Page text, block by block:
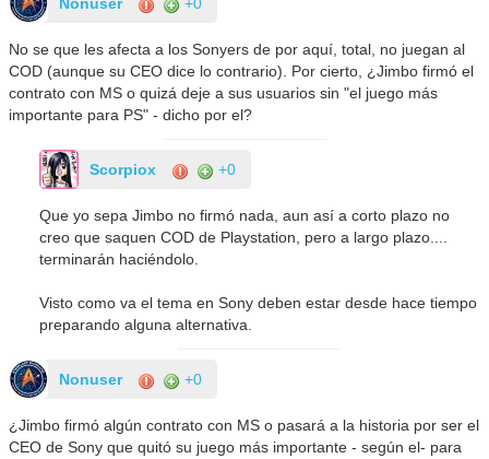
Nonuser +0
No se que les afecta a los Sonyers de por aquí, total, no juegan al
COD (aunque su CEO dice lo contrario). Por cierto, ¿Jimbo firmó el
contrato con MS o quizá deje a sus usuarios sin "el juego más
importante para PS" - dicho por el?
Scorpiox +0
Que yo sepa Jimbo no firmó nada, aun así a corto plazo no
creo que saquen COD de Playstation, pero a largo plazo....
terminarán haciéndolo.
Visto como va el tema en Sony deben estar desde hace tiempo
preparando alguna alternativa.
Nonuser +0
¿Jimbo firmó algún contrato con MS o pasará a la historia por ser el
CEO de Sony que quitó su juego más importante - según el- para